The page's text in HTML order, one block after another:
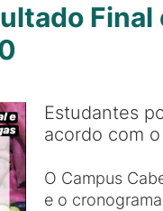
Final
Estudantes
acordo com
O Campus
e o